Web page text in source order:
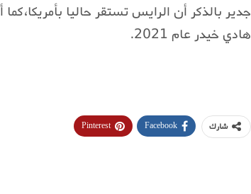
جدير بالذكر أن الرايس تستقر حاليا
هادي خيدر عام 2021.
شارك Facebook
Pinterest